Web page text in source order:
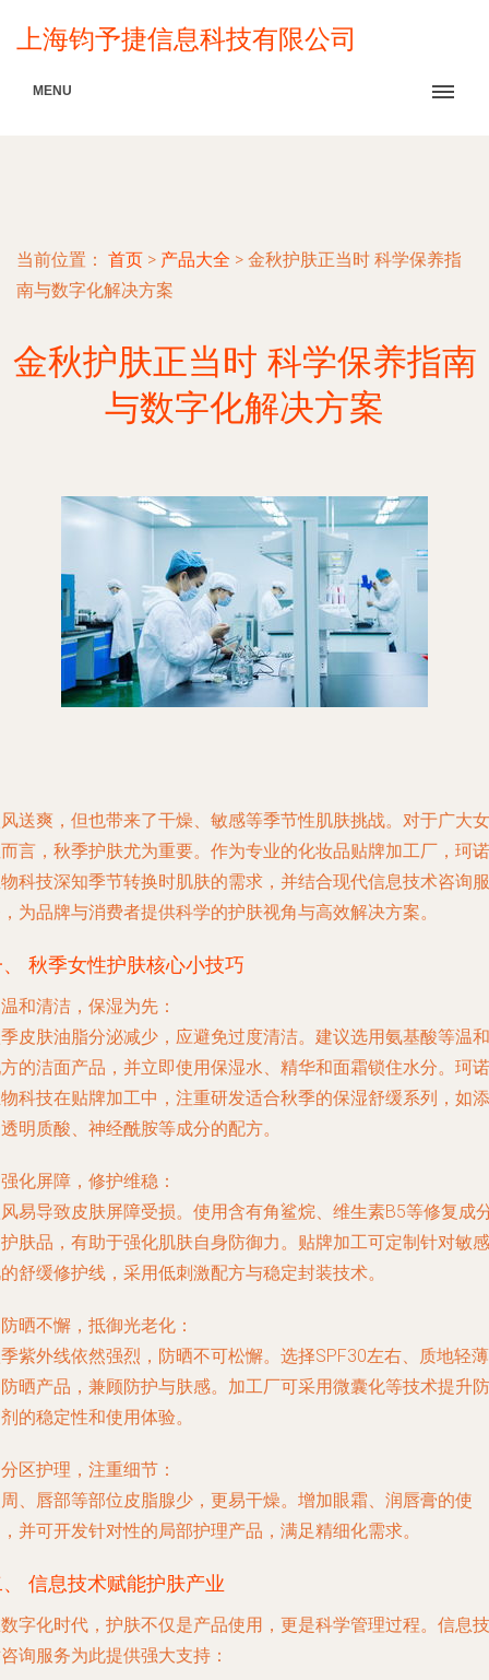
上海钧予捷信息科技有限公司
MENU
当前位置： 首页 > 产品大全 > 金秋护肤正当时 科学保养指
南与数字化解决方案
金秋护肤正当时 科学保养指南
与数字化解决方案
送爽，但也带来了干燥、敏感等季节性肌肤挑战。对于广大女
言，秋季护肤尤为重要。作为专业的化妆品贴牌加工厂，珂诺
科技深知季节转换时肌肤的需求，并结合现代信息技术咨询服
为品牌与消费者提供科学的护肤视角与高效解决方案。
秋季女性护肤核心小技巧
温和清洁，保湿为先 ：
皮肤油脂分泌减少，应避免过度清洁。建议选用氨基酸等温和
的洁面产品，并立即使用保湿水、精华和面霜锁住水分。珂诺
科技在贴牌加工中，注重研发适合秋季的保湿舒缓系列，如添
明质酸、神经酰胺等成分的配方。
强化屏障，修护维稳 ：
易导致皮肤屏障受损。使用含有角鲨烷、维生素B5等修复成
肤品，有助于强化肌肤自身防御力。贴牌加工可定制针对敏感
舒缓修护线，采用低刺激配方与稳定封装技术。
防晒不懈，抵御光老化 ：
紫外线依然强烈，防晒不可松懈。选择SPF30左右、质地轻薄
晒产品，兼顾防护与肤感。加工厂可采用微囊化等技术提升防
的稳定性和使用体验。
分区护理，注重细节 ：
、唇部等部位皮脂腺少，更易干燥。增加眼霜、润唇膏的使
并可开发针对性的局部护理产品，满足精细化需求。
信息技术赋能护肤产业
字化时代，护肤不仅是产品使用，更是科学管理过程。信息技
询服务为此提供强大支持：